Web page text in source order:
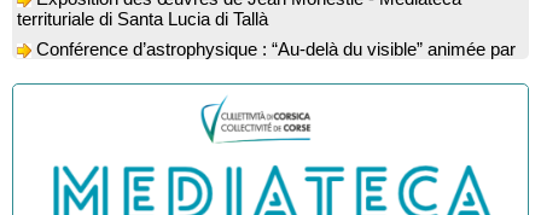
territuriale di Santa Lucia di Tallà
Conférence d’astrophysique : “Au-delà du visible” animée par
l’astrophysicien Paul Guerrini - Médiathèque - Pitretu è
Bicchisgià
Exposition des œuvres de Dominique Malberti Morin :
"Racines, peintures acryliques et aquarelles" - Mediateca
Animation : "Petits lecteurs" - Médiathèque - Pitretu è
Bicchisgià